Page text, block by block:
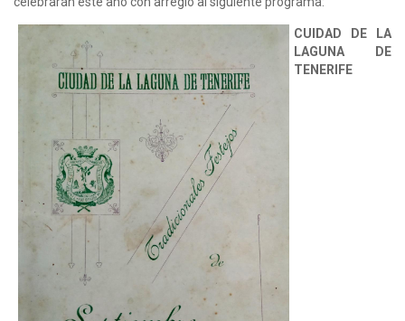
CUIDAD DE LA
LAGUNA DE
TENERIFE